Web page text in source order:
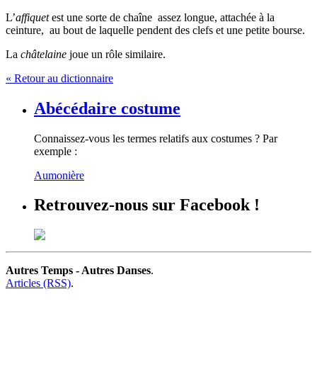
L’affiquetest une sorte de chaîne assez longue, attachée à la
ceinture, au bout de laquelle pendent des clefs et une petite bourse.
La châtelaine joue un rôle similaire.
« Retour au dictionnaire
Abécédaire costume
Connaissez-vous les termes relatifs aux costumes ? Par
exemple :
Aumonière
Retrouvez-nous sur Facebook !
Autres Temps - Autres Danses.
Articles (RSS).